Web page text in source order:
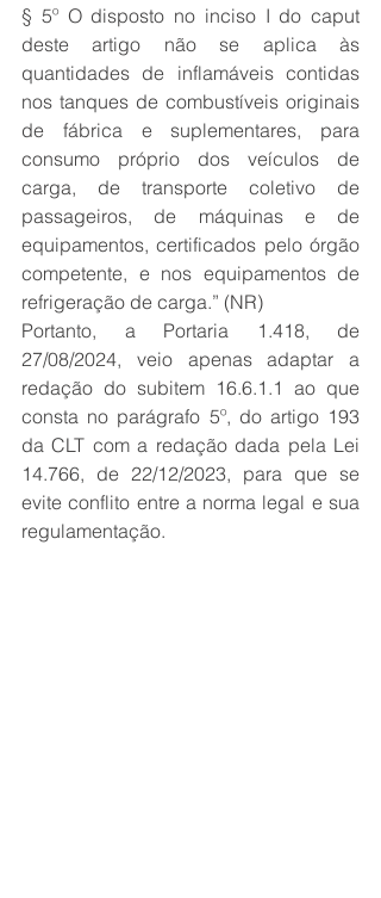
§ 5º O disposto no inciso I do caput
deste artigo não se aplica às
quantidades de inflamáveis contidas
nos tanques de combustíveis originais
de fábrica e suplementares, para
consumo próprio dos veículos de
carga, de transporte coletivo de
passageiros, de máquinas e de
equipamentos, certificados pelo órgão
competente, e nos equipamentos de
refrigeração de carga.” (NR)
Portanto, a Portaria 1.418, de
27/08/2024, veio apenas adaptar a
redação do subitem 16.6.1.1 ao que
consta no parágrafo 5º, do artigo 193
da CLT com a redação dada pela Lei
14.766, de 22/12/2023, para que se
evite conflito entre a norma legal e sua
regulamentação.